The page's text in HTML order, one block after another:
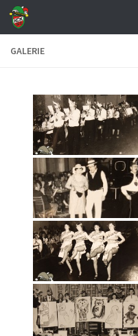
Zum Inhalt springen
GALERIE